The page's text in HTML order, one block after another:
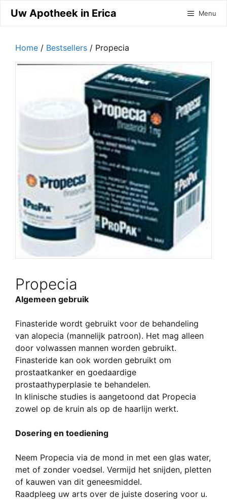
naar
inhoud
Uw Apotheek in Erica Menu
Home / Bestsellers / Propecia
Propecia
Algemeen gebruik
Finasteride wordt gebruikt voor de behandeling
van alopecia (mannelijk patroon). Het mag alleen
door volwassen mannen worden gebruikt.
Finasteride kan ook worden gebruikt om
prostaatkanker en goedaardige
prostaathyperplasie te behandelen.
In klinische studies is aangetoond dat Propecia
zowel op de kruin als op de haarlijn werkt.
Dosering en toediening
Neem Propecia via de mond in met een glas water,
met of zonder voedsel. Vermijd het snijden, pletten
of kauwen van dit geneesmiddel.
Raadpleeg uw arts over de juiste dosering voor u.